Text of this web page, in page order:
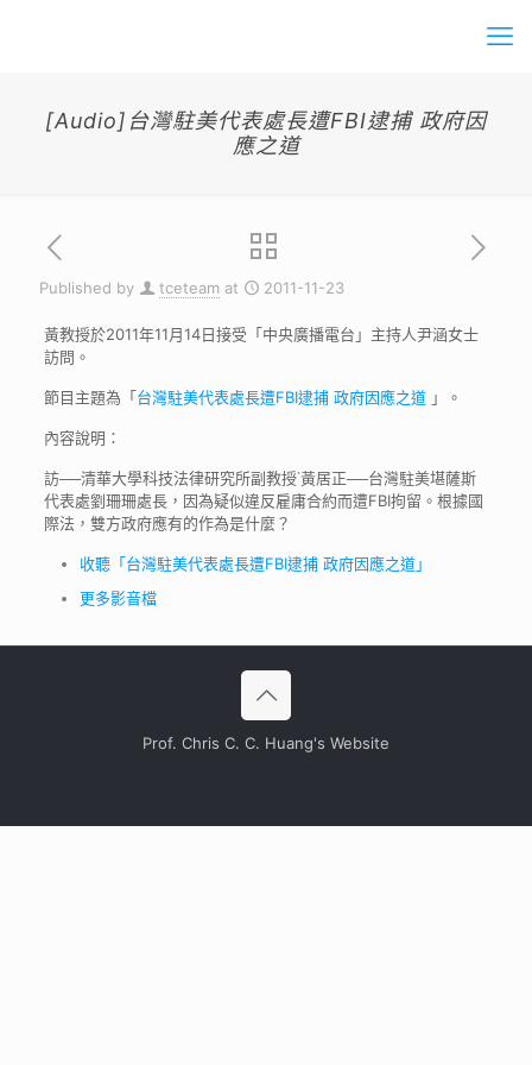
[Audio]台灣駐美代表處長遭FBI逮捕 政府因
應之道
Published by tceteam at 2011-11-23
黃教授於2011年11月14日接受「中央廣播電台」主持人尹涵女士
訪問。
節目主題為「台灣駐美代表處長遭FBI逮捕 政府因應之道」。
內容說明：
訪──清華大學科技法律研究所副教授˙黃居正──台灣駐美堪薩斯
代表處劉珊珊處長，因為疑似違反雇庸合約而遭FBI拘留。根據國
際法，雙方政府應有的作為是什麼？
收聽「台灣駐美代表處長遭FBI逮捕 政府因應之道」
更多影音檔
Prof. Chris C. C. Huang's Website